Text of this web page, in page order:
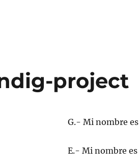
project
G.- Mi nombre es
E.- Mi nombre es